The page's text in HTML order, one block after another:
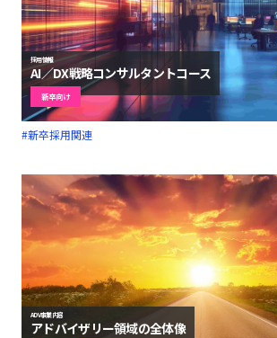
採用情報
AI／DX戦略コンサルタントコース
新卒向け
#新卒採用関連
ADV事業内容
アドバイザリー領域の全体像